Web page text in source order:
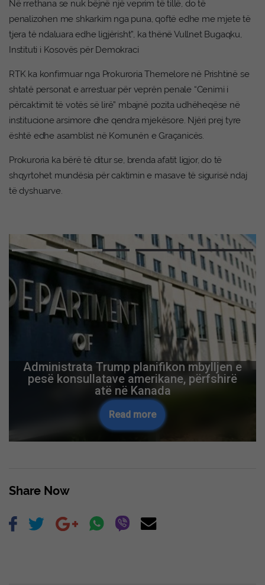
Në rrethana se nuk bëjnë një veprim të tillë, do të
penalizohen me shkarkim nga puna, qoftë edhe me mjete të
tjera të ndaluara edhe ligjërisht”, ka thënë Vullnet Bugaqku,
Instituti i Kosovës për Demokraci
RTK ka konfirmuar nga Prokuroria Themelore në Prishtinë se
shtatë personat e arrestuar për veprën penale “Cenimi i
përcaktimit të votës së lirë” mbajnë pozita udhëheqëse në
institucione arsimore dhe qendra mjekësore. Njëri prej tyre
është edhe asamblist në Komunën e Graçanicës.
Prokuroria ka bërë të ditur se, brenda afatit ligjor, do të
shqyrtohet mundësia për caktimin e masave të sigurisë ndaj
të dyshuarve.
Administrata Trump planifikon mbylljen e
pesë konsullatave amerikane, përfshirë
atë në Kanada
Read more
Share Now